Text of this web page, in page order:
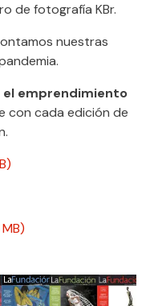
de fotografía KBr.
nuestras
el emprendimiento
con cada edición de